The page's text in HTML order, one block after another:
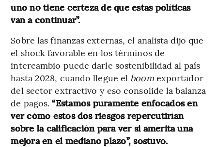
uno no tiene certeza de que estas políticas
van a continuar”.
Sobre las finanzas externas, el analista dijo que
el shock favorable en los términos de
intercambio puede darle sostenibilidad al país
hasta 2028, cuando llegue el boom exportador
del sector extractivo y eso consolide la balanza
de pagos.“Estamos puramente enfocados en
ver cómo estos dos riesgos repercutirían
sobre la calificación para ver si amerita una
mejora en el mediano plazo”, sostuvo.